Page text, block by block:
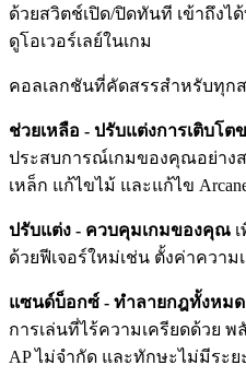
ด้วยสวิตช์เปิด/ปิดทันที เข้าถึงไ
ดูโอเวอร์เลย์ในเกม
คอลเลกชันที่คัดสรรสำหรับทุก
ช่วยเหลือ - ปรับแต่งการเติบโ
ประสบการณ์เกมของคุณอย่าง
เหล็ก แก้ไขไม้ และแก้ไข
ปรับแต่ง - ควบคุมเกมของคุณ
ด้วยฟีเจอร์ใหม่เช่น ตั้งค่าความ
แซนด์บ็อกซ์ - ทำลายกฎทั้งหมด
การเล่นที่ไร้ความเครียดด้วย
AP ไม่จำกัด และทักษะไม่มีระย